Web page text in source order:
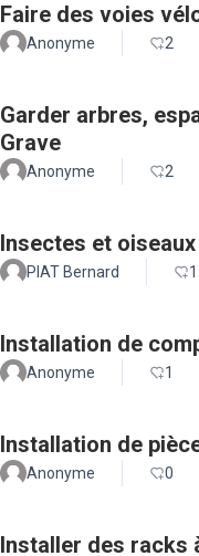
Faire des voies
Anonyme 2
Garder arbres,
Grave
Anonyme 2
Insectes et
PIAT Bernard 1
Installation de
Anonyme 1
Installation de
Anonyme 0
Installer des racks